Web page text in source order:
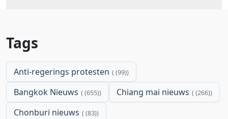
Tags
Anti-regerings protesten (99)
Bangkok Nieuws (655) Chiang mai nieuws (266)
Chonburi nieuws (83)